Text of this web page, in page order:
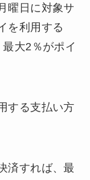
曜日に対象サ
を利用する
大2％がポイ
する支払い方
済すれば、最